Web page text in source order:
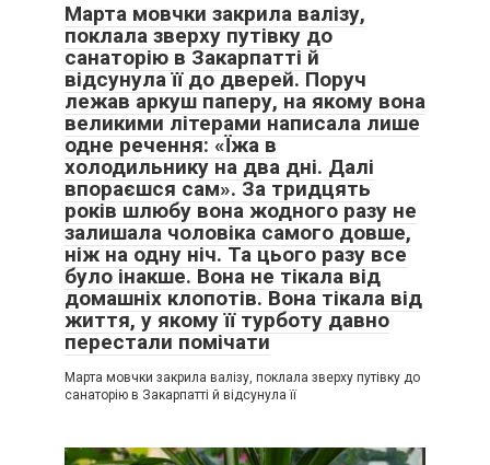
Марта мовчки закрила валізу,
поклала зверху путівку до
санаторію в Закарпатті й
відсунула її до дверей. Поруч
лежав аркуш паперу, на якому вона
великими літерами написала лише
одне речення: «Їжа в
холодильнику на два дні. Далі
впораєшся сам». За тридцять
років шлюбу вона жодного разу не
залишала чоловіка самого довше,
ніж на одну ніч. Та цього разу все
було інакше. Вона не тікала від
домашніх клопотів. Вона тікала від
життя, у якому її турботу давно
перестали помічати
Марта мовчки закрила валізу, поклала зверху путівку до
санаторію в Закарпатті й відсунула її